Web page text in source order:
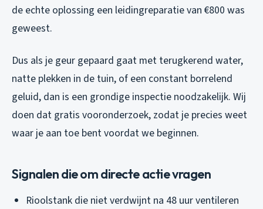
de echte oplossing een leidingreparatie van €800 was
geweest.
Dus als je geur gepaard gaat met terugkerend water,
natte plekken in de tuin, of een constant borrelend
geluid, dan is een grondige inspectie noodzakelijk. Wij
doen dat gratis vooronderzoek, zodat je precies weet
waar je aan toe bent voordat we beginnen.
Signalen die om directe actie vragen
Rioolstank die niet verdwijnt na 48 uur ventileren